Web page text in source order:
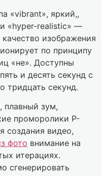
«vibrant», яркий,,
«hyper-realistic» —
изображения
по принципу
«не». Доступны
и десять секунд с
тридцать секунд.
зум,
проморолики P-
создания видео,
фото внимание на
итерациях.
сгенерировать